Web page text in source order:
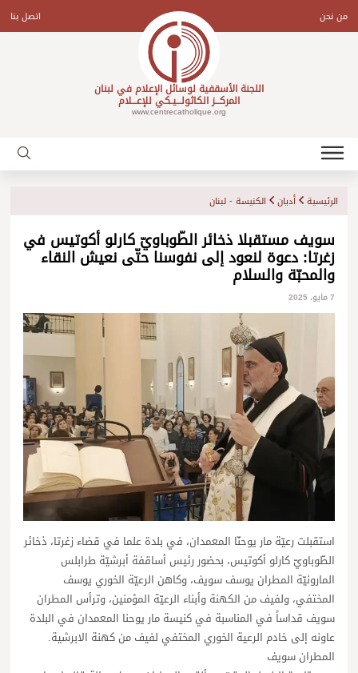
contentمن نحن اتصل بنا
اللجنة الأسقفية لوسائل الإعلام في لبنان
المركـــز الكاثولـــيـكي للإعـــلام
www.centrecatholique.org
الرئيسية أديان الكنيسة - لبنان
سويف مستقبلا ذخائر الطّوباويّ كارلو أكوتيس في
زغرتا: دعوة لنعود إلى نفوسنا حتّى نعيش النقاء
والمحبّة والسلام
7 مايو، 2025
استقبلت رعيّة مار يوحنّا المعمدان، في بلدة علما في قضاء زغرتا، ذخائر
الطّوباويّ كارلو أكوتيس، بحضور رئيس أساقفة أبرشيّة طرابلس
المارونيّة المطران يوسف سويف، وكاهن الرعيّة الخوري يوسف
المختفي، ولفيف من الكهنة وأبناء الرعيّة المؤمنين، وترأس المطران
سويف قداساً في المناسبة في كنيسة مار يوحنا المعمدان في البلدة
عاونه إلى خادم الرعية الخوري المختفي لفيف من كهنة الابرشية.
المطران سويف